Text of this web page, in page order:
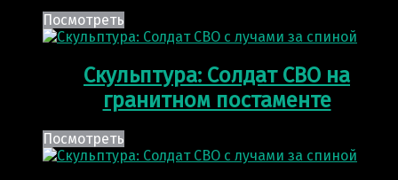
Посмотреть
Скульптура: Солдат СВО на
гранитном постаменте
Посмотреть